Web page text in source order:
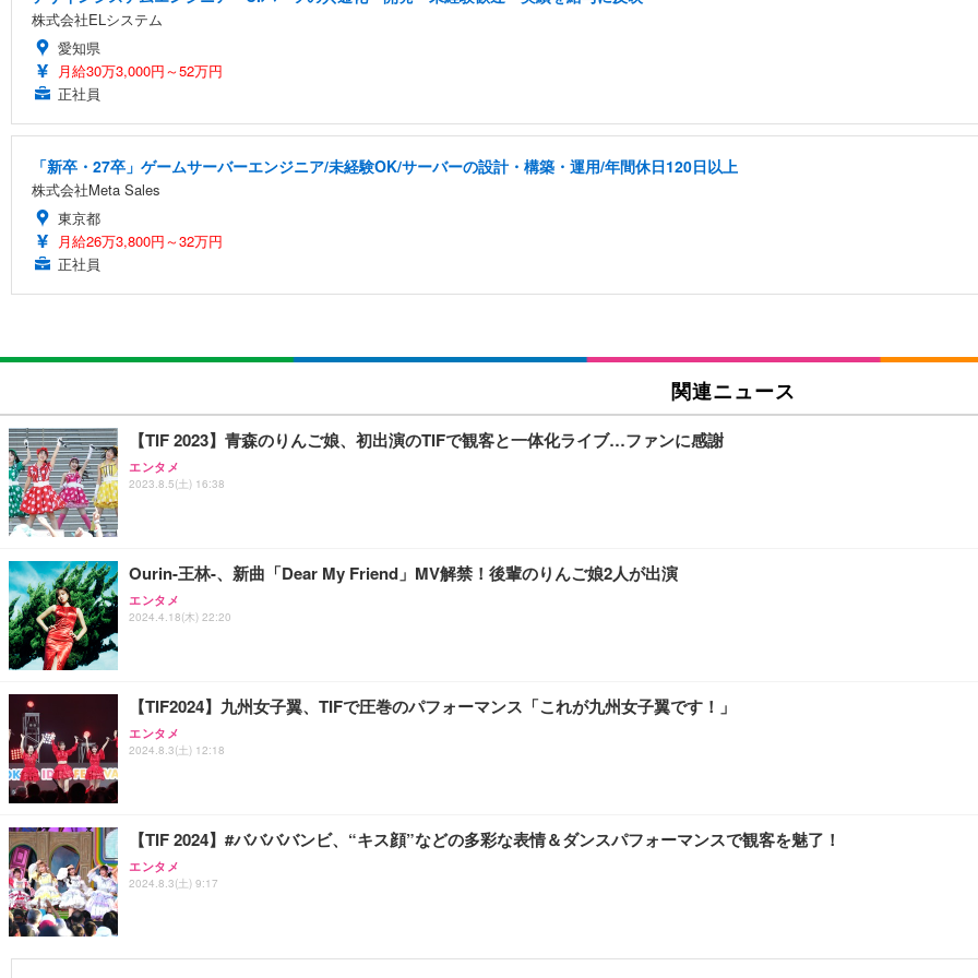
株式会社ELシステム
愛知県
月給30万3,000円～52万円
正社員
「新卒・27卒」ゲームサーバーエンジニア/未経験OK/サーバーの設計・構築・運用/年間休日120日以上
株式会社Meta Sales
東京都
月給26万3,800円～32万円
正社員
関連ニュース
【TIF 2023】青森のりんご娘、初出演のTIFで観客と一体化ライブ…ファンに感謝
エンタメ
2023.8.5(土) 16:38
Ourin-王林-、新曲「Dear My Friend」MV解禁！後輩のりんご娘2人が出演
エンタメ
2024.4.18(木) 22:20
【TIF2024】九州女子翼、TIFで圧巻のパフォーマンス「これが九州女子翼です！」
エンタメ
2024.8.3(土) 12:18
【TIF 2024】#ババババンビ、“キス顔”などの多彩な表情＆ダンスパフォーマンスで観客を魅了！
エンタメ
2024.8.3(土) 9:17